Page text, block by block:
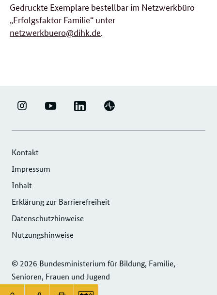
Gedruckte Exemplare bestellbar im Netzwerkbüro
„Erfolgsfaktor Familie“ unter
netzwerkbuero@dihk.de
ERFOLGSFAKTOR
INSTAGRAM
UND
VIDEOS
YOUTUBE LINKEDIN
UNTERNEHMENSNETZWERK
SERVICE
PODIGEE
SERVICE
© 2026 Bundesministerium für Bildung, Familie,
Senioren, Frauen und Jugend
Service
Kontakt
Impressum
Inhalt
Erklärung zur Barrierefreiheit
Datenschutzhinweise
Nutzungshinweise